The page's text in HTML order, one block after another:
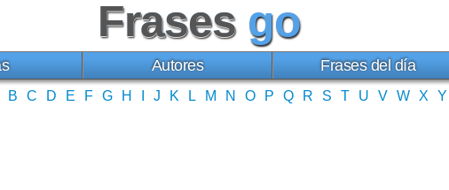
Frases go
Autores Frases del día
B C D E F G H J K L M N O P Q R S T U V W X Y